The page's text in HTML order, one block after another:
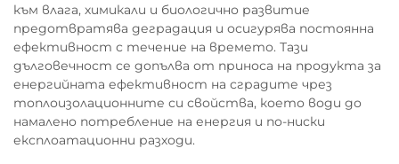
към влага, химикали и биологично развитие
предотвратява деградация и осигурява постоянна
ефективност с течение на времето. Тази
дълговечност се допълва от приноса на продукта за
енергийната ефективност на сградите чрез
топлоизолационните си свойства, което води до
намалено потребление на енергия и по-ниски
експлоатационни разходи.